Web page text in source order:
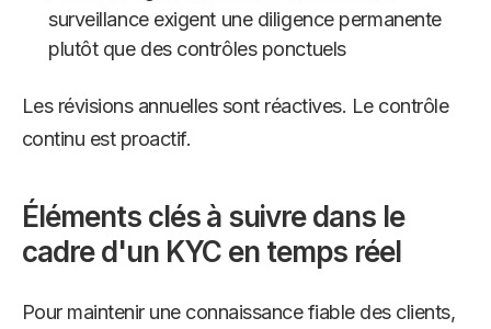
surveillance exigent une diligence permanente
plutôt que des contrôles ponctuels
Les révisions annuelles sont réactives. Le contrôle
continu est proactif.
Éléments clés à suivre dans le
cadre d'un KYC en temps réel
Pour maintenir une connaissance fiable des clients,